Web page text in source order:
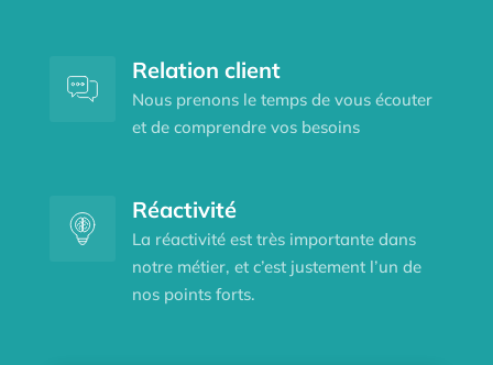
Relation client
Nous prenons le temps de vous écouter
et de comprendre vos besoins
Réactivité
La réactivité est très importante dans
notre métier, et c’est justement l’un de
nos points forts.